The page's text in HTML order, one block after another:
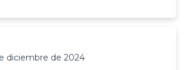
diciembre de 2024